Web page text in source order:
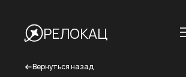
РЕЛОКАЦ
Вернуться назад